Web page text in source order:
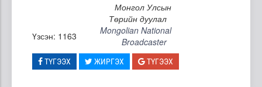
Монгол Улсын
Төрийн дуулал
Үзсэн: 1163
Mongolian National
Broadcaster
ТҮГЭЭХ ЖИРГЭХ ТҮГЭЭХ